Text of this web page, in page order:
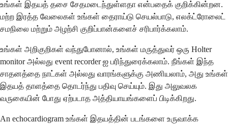
உங்கள் இதயத் தசை சேதமடைந்துள்ளதா என்பதைக் குறிக்கின்றன.
மற்ற இரத்த வேலைகள் உங்கள் தைராய்டு செயல்பாடு, எலக்ட்ரோலைட்
சமநிலை மற்றும் அழற்சி குறிப்பான்களைச் சரிபார்க்கலாம்.
உங்கள் அறிகுறிகள் வந்துபோனால், உங்கள் மருத்துவர் ஒரு Holter
monitor அல்லது event recorder ஐ பரிந்துரைக்கலாம். நீங்கள் இந்த
சாதனத்தை நாட்கள் அல்லது வாரங்களுக்கு அணியலாம், அது உங்கள்
இதயத் தாளத்தை தொடர்ந்து பதிவு செய்யும். இது அலுவலக
வருகையின் போது ஏற்படாத அத்தியாயங்களைப் பிடிக்கிறது.
An echocardiogram உங்கள் இதயத்தின் படங்களை உருவாக்க